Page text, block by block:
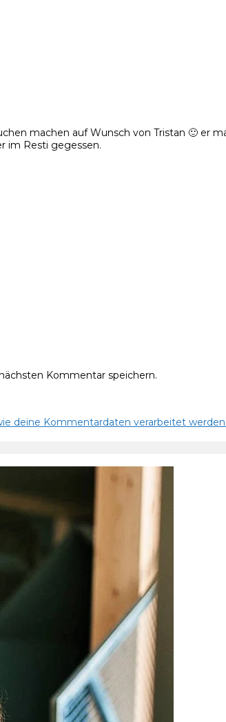
machen auf Wunsch von Tristan 🙂 er
im Resti gegessen.
Kommentar speichern.
deine Kommentardaten verarbeitet werden.